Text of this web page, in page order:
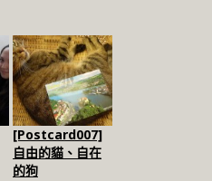
[Postcard007]
自由的貓、自在
的狗